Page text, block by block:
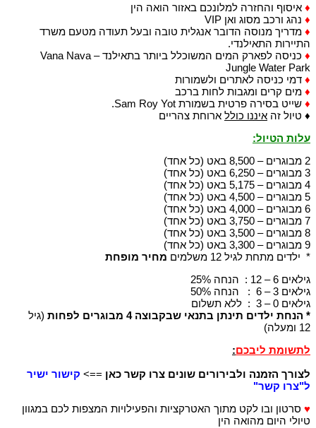
♦ איסוף והחזרה למלונכם באזור הואה הין
♦ נהג ורכב מסוג ואן VIP
♦ מדריך מנוסה הדובר אנגלית טובה ובעל תעודה מטעם משרד
התיירות התאילנדי.
♦
כניסה לפארק המים המשוכלל ביותר בתאילנד – Vana Nava
Jungle Water Park
♦ דמי כניסה לאתרים ולשמורות
♦ מים קרים ומגבות לחות ברכב
♦ שייט בסירה פרטית בשמורת Sam Roy Yot.
♦ טיול זה איננו כולל ארוחת צהריים
עלות הטיול:
2 מבוגרים – 8,500 באט (כל אחד)
3 מבוגרים – 6,250 באט (כל אחד)
4 מבוגרים – 5,175 באט (כל אחד)
5 מבוגרים – 4,500 באט (כל אחד)
6 מבוגרים – 4,000 באט (כל אחד)
7 מבוגרים – 3,750 באט (כל אחד)
8 מבוגרים – 3,500 באט (כל אחד)
9 מבוגרים – 3,300 באט (כל אחד)
* ילדים מתחת לגיל 12 משלמים
מחיר מופחת
גילאים 6 – 12 : הנחה 25%
גילאים 3 – 6 : הנחה 50%
גילאים 0 – 3 : ללא תשלום
* הנחת ילדים תינתן בתנאי שבקבוצה 4 מבוגרים לפחות
(גיל
12 ומעלה)
לתשומת ליבכם:
לצורך הזמנה ולבירורים שונים צרו קשר כאן ==> קישור ישיר
ל"צרו קשר"
♥ סרטון ובו לקט מתוך האטרקציות והפעילויות המצפות לכם במגוון
טיולי היום מהואה הין